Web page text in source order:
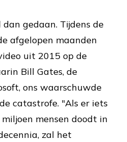
gedaan. Tijdens de
afgelopen maanden
uit 2015 op de
Bill Gates, de
ons waarschuwde
catastrofe. "Als er iets
mensen doodt in
zal het